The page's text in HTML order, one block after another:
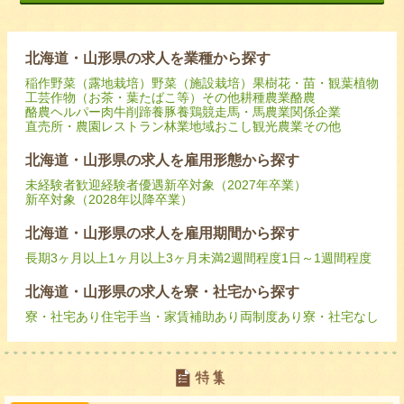
北海道・山形県の求人を業種から探す
稲作野菜（露地栽培） 野菜（施設栽培） 果樹花・苗・観葉植物
工芸作物（お茶・葉たばこ等） その他耕種農業酪農
酪農ヘルパー肉牛削蹄養豚養鶏競走馬・馬農業関係企業
直売所・農園レストラン林業地域おこし観光農業その他
北海道・山形県の求人を雇用形態から探す
未経験者歓迎経験者優遇新卒対象（2027年卒業）
新卒対象（2028年以降卒業）
北海道・山形県の求人を雇用期間から探す
長期3ヶ月以上1ヶ月以上3ヶ月未満2週間程度1日～1週間程度
北海道・山形県の求人を寮・社宅から探す
寮・社宅あり住宅手当・家賃補助あり 両制度あり寮・社宅なし